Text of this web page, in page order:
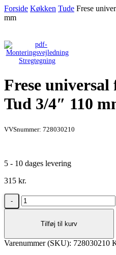
Forside Køkken Tude Frese
mm
Stregtegning
Frese
Tud 3/4″ 110
VVSnummer: 728030210
5 - 10 dages levering
315 kr.
Frese
universal
3/4"
Tilføj til kurv
Varenummer (SKU): 728030210